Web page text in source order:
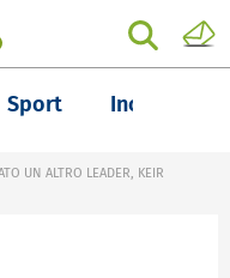
Sport Inchieste
UN ALTRO LEADER, KEIR